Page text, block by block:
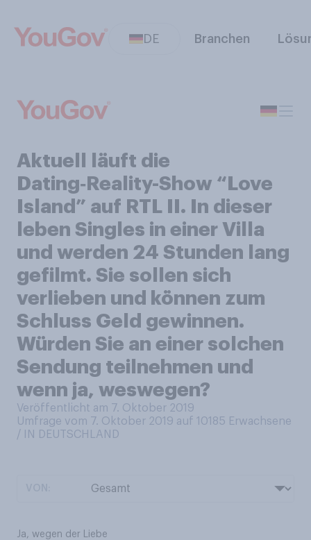
DE Branchen
Aktuell läuft die
Dating‑Reality-Show “Love
Island” auf RTL II. In dieser
leben Singles in einer Villa
und werden 24 Stunden lang
gefilmt. Sie sollen sich
verlieben und können zum
Schluss Geld gewinnen.
Würden Sie an einer solchen
Sendung teilnehmen und
wenn ja, weswegen?
Veröffentlicht am 7. Oktober 2019
Umfrage vom 7. Oktober 2019 auf 10185 Erwachsene
/ IN DEUTSCHLAND
Ja, wegen der Liebe